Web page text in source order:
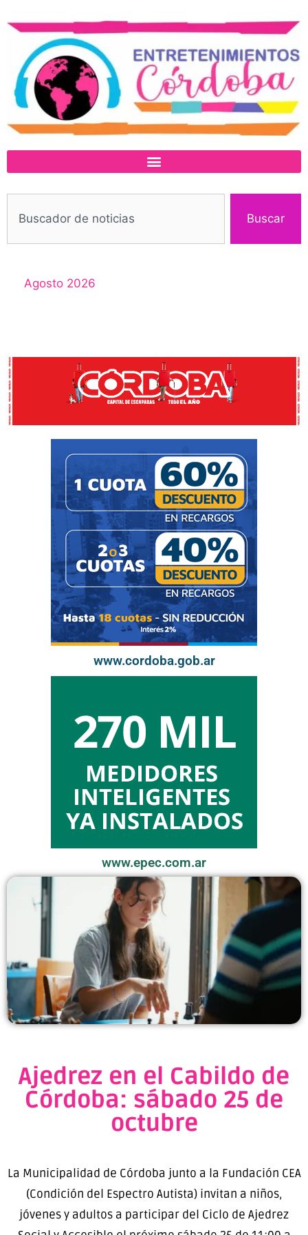
Buscar
Agosto 2026
www.cordoba.gob.ar
www.epec.com.ar
Ajedrez en el Cabildo de
Córdoba: sábado 25 de
octubre
La Municipalidad de Córdoba junto a la Fundación CEA
(Condición del Espectro Autista) invitan a niños,
jóvenes y adultos a participar del Ciclo de Ajedrez